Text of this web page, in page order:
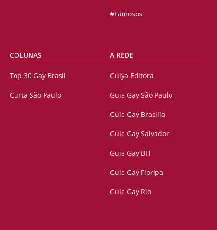
#Famosos
COLUNAS
Top 30 Gay Brasil
Curta São Paulo
A REDE
Guiya Editora
Guia Gay São Paulo
Guia Gay Brasilia
Guia Gay Salvador
Guia Gay BH
Guia Gay Floripa
Guia Gay Rio